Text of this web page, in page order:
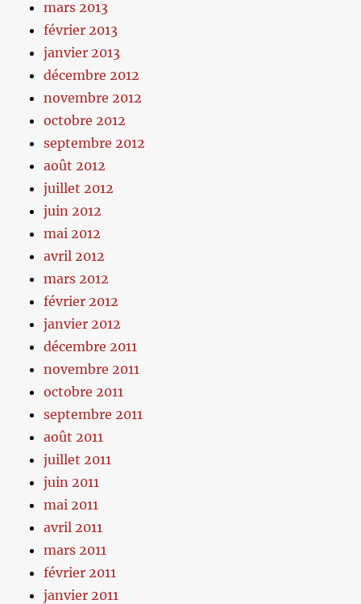
mars 2013
février 2013
janvier 2013
décembre 2012
novembre 2012
octobre 2012
septembre 2012
août 2012
juillet 2012
juin 2012
mai 2012
avril 2012
mars 2012
février 2012
janvier 2012
décembre 2011
novembre 2011
octobre 2011
septembre 2011
août 2011
juillet 2011
juin 2011
mai 2011
avril 2011
mars 2011
février 2011
janvier 2011